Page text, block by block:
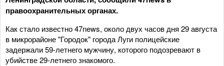
правоохранительных органах.
Как стало известно 47news, около двух часов дня 29 августа
в микрорайоне "Городок" города Луги полицейские
задержали 59-летнего мужчину, которого подозревают в
убийстве 29-летнего знакомого.